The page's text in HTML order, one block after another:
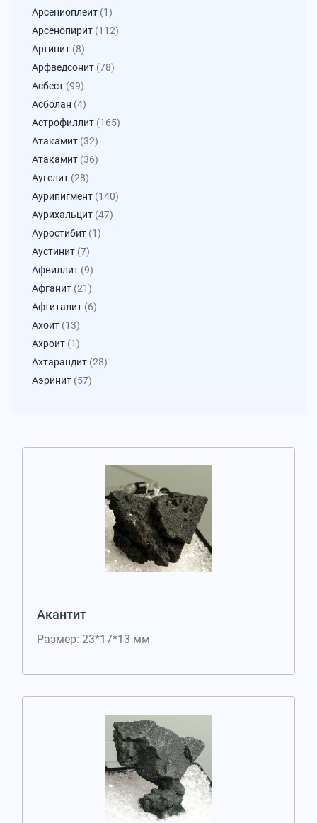
Арсениоплеит (1)
Арсенопирит (112)
Артинит (8)
Арфведсонит (78)
Асбест (99)
Асболан (4)
Астрофиллит (165)
Атакамит (32)
Атакамит (36)
Аугелит (28)
Аурипигмент (140)
Аурихальцит (47)
Ауростибит (1)
Аустинит (7)
Афвиллит (9)
Афганит (21)
Афтиталит (6)
Ахоит (13)
Ахроит (1)
Ахтарандит (28)
Аэринит (57)
Акантит
Размер: 23*17*13 мм